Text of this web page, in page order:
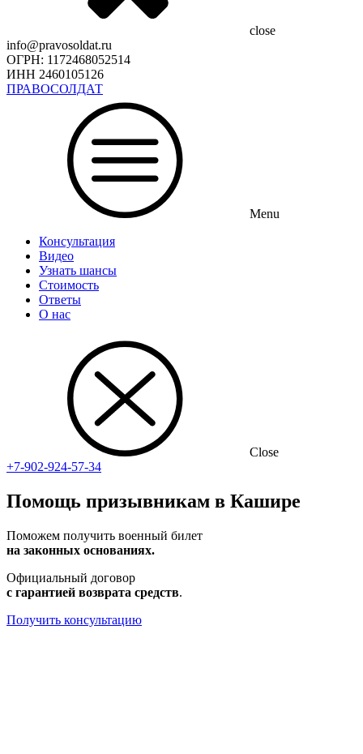
close
info@pravosoldat.ru
ОГРН: 1172468052514
ИНН 2460105126
ПРАВОСОЛДАТ
Menu
Консультация
Видео
Узнать шансы
Стоимость
Ответы
О нас
Close
+7-902-924-57-34
Помощь призывникам в Кашире
Поможем получить военный билет
на законных основаниях.
Официальный договор
с гарантией возврата средств.
Получить консультацию